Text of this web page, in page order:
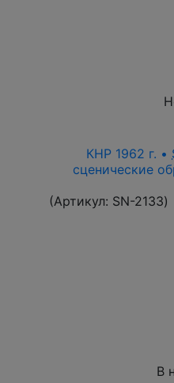
КНР 1962 г. •
сценические
(Артикул: SN-2133)
В